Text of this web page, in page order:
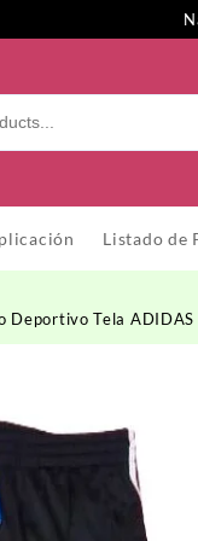
Listado de
Deportivo Tela ADIDAS